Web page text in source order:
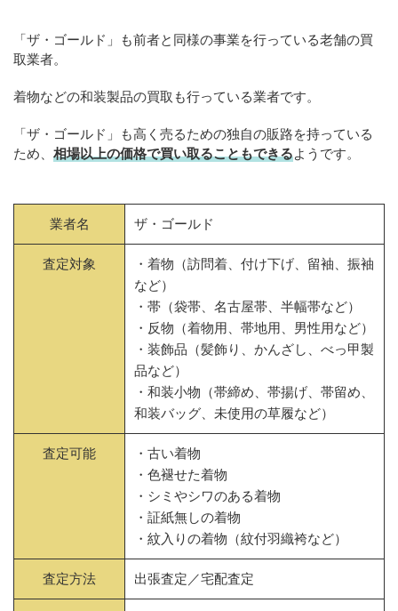
「ザ・ゴールド」も前者と同様の事業を行っている老舗の買
取業者。
着物などの和装製品の買取も行っている業者です。
「ザ・ゴールド」も高く売るための独自の販路を持っている
ため、 相場以上の価格で買い取ることもできるようです。
業者名 ザ・ゴールド
査定対象
・着物（訪問着、付け下げ、留袖、振袖
など）
・帯（袋帯、名古屋帯、半幅帯など）
・反物（着物用、帯地用、男性用など）
・装飾品（髪飾り、かんざし、べっ甲製
品など）
・和装小物（帯締め、帯揚げ、帯留め、
和装バッグ、未使用の草履など）
査定可能
・古い着物
・色褪せた着物
・シミやシワのある着物
・証紙無しの着物
・紋入りの着物（紋付羽織袴など）
査定方法 出張査定／宅配査定